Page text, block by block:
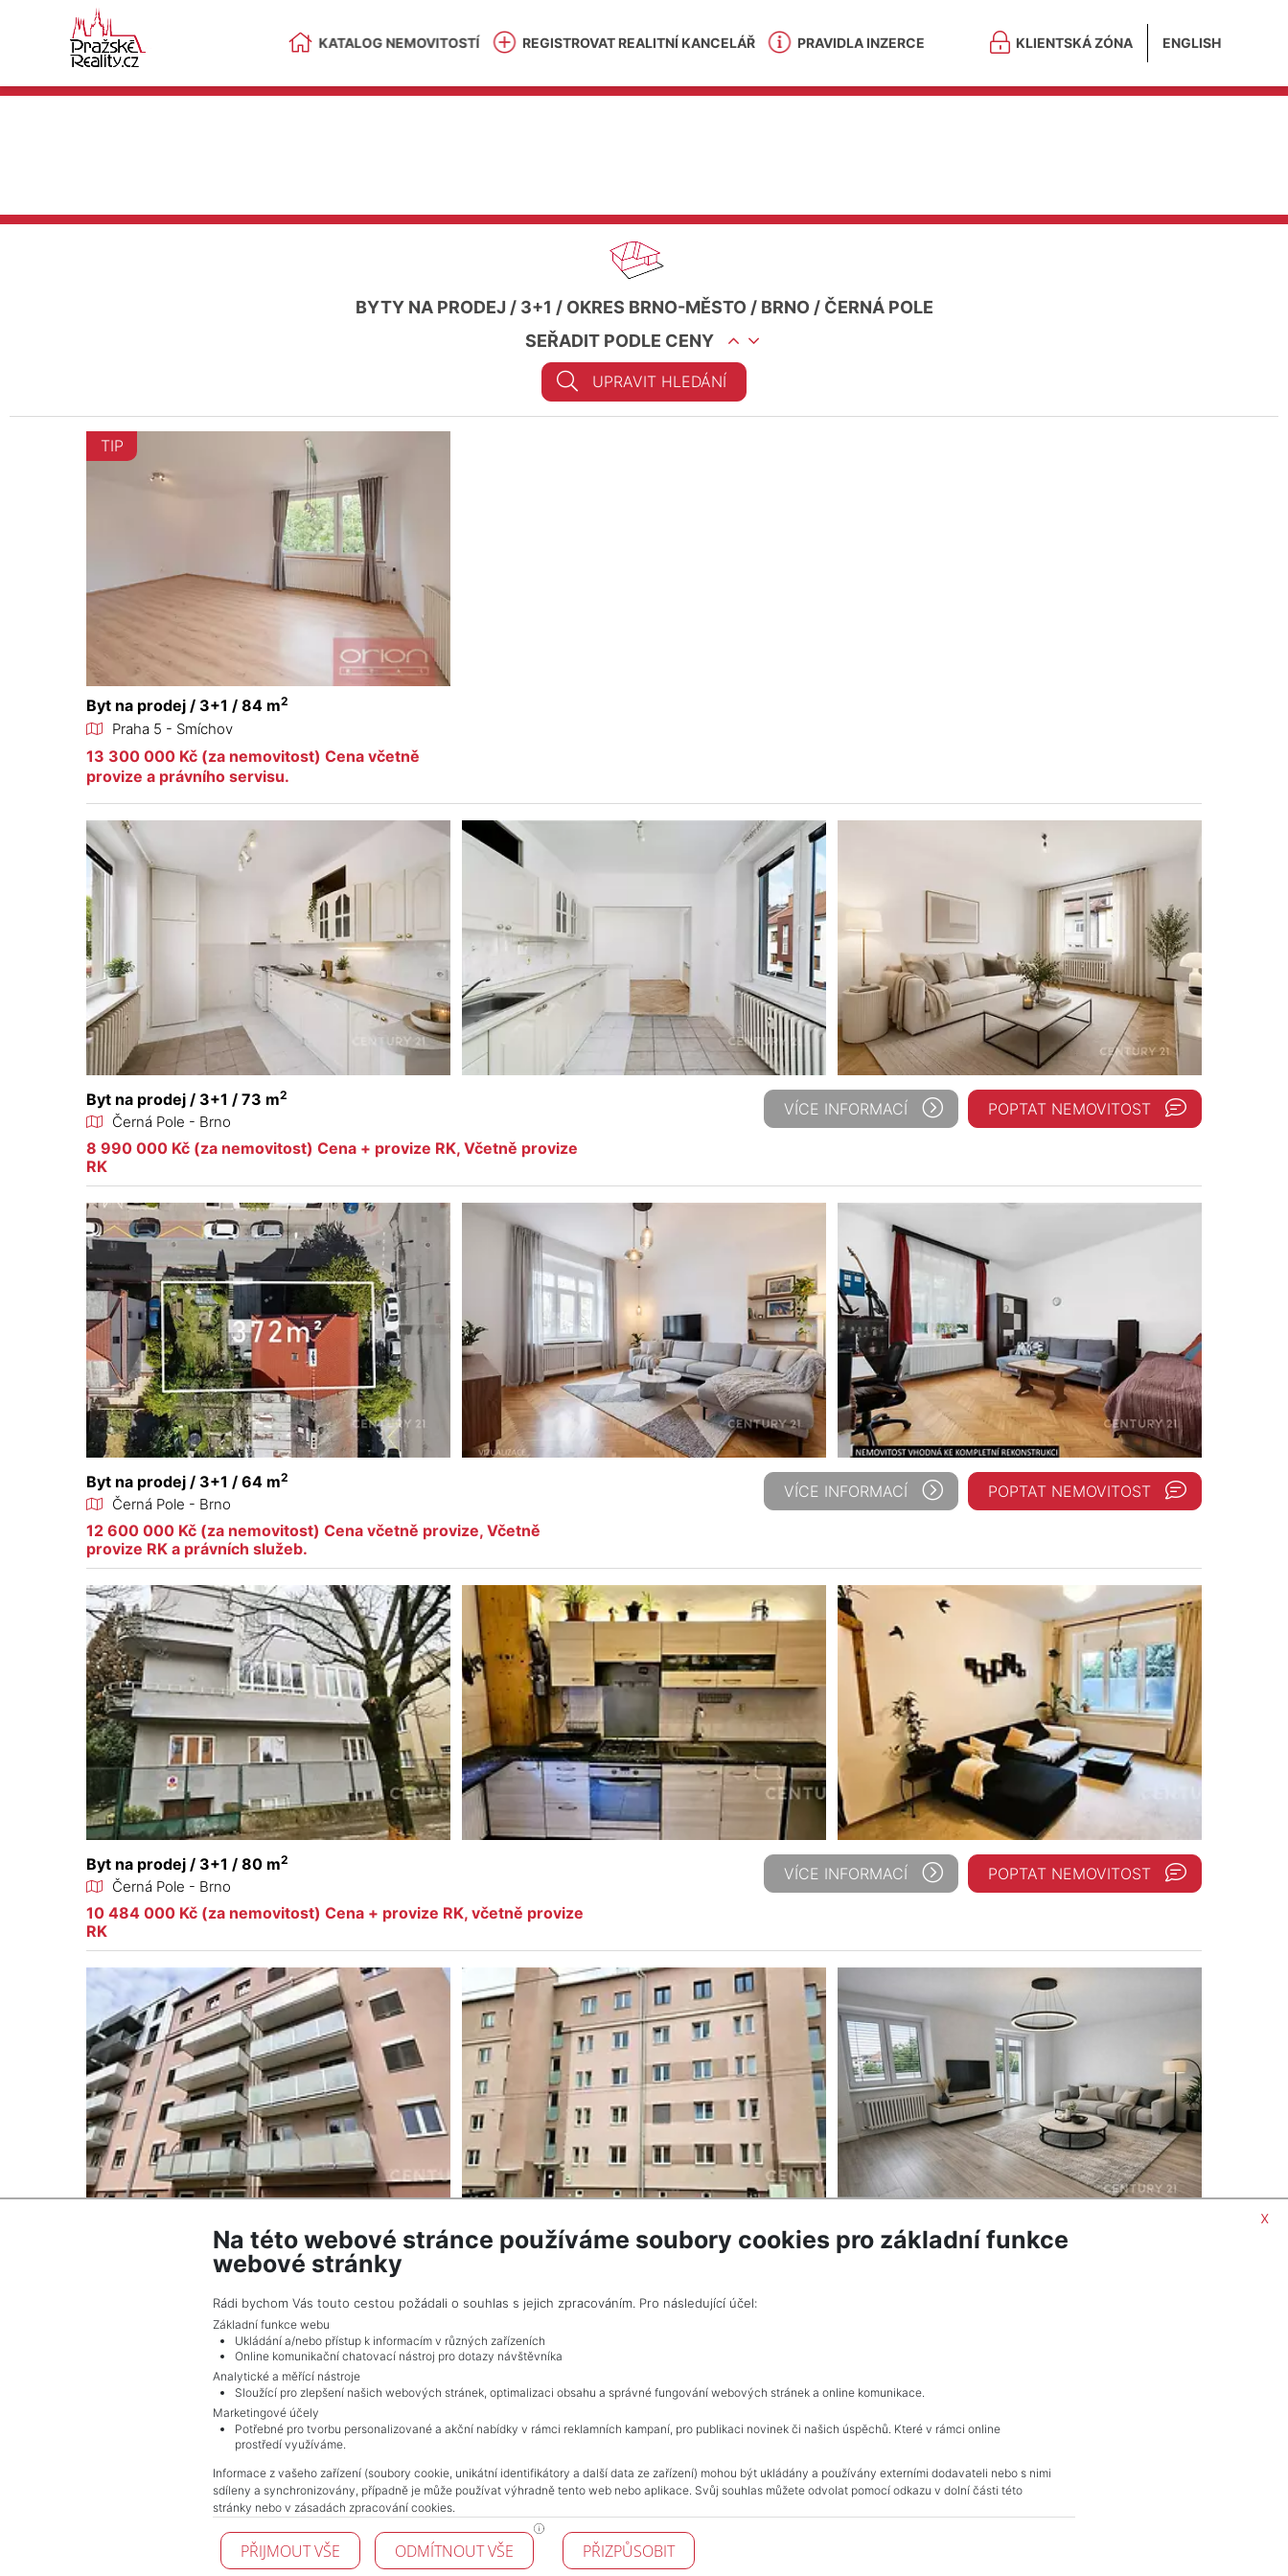
KATALOG NEMOVITOSTÍ REGISTROVAT REALITNÍ KANCELÁŘ PRAVIDLA INZERCE KLIENTSKÁ ZÓNA ENGLISH
BYTY NA PRODEJ / 3+1 / OKRES BRNO-MĚSTO / BRNO / ČERNÁ POLE
SEŘADIT PODLE CENY
UPRAVIT HLEDÁNÍ
TIP
Byt na prodej / 3+1 / 84 m2
Praha 5 - Smíchov
13 300 000 Kč (za nemovitost) Cena včetně
provize a právního servisu.
Byt na prodej / 3+1 / 73 m2
Černá Pole - Brno
8 990 000 Kč (za nemovitost) Cena + provize RK, Včetně provize
RK
VÍCE INFORMACÍ POPTAT NEMOVITOST
Byt na prodej / 3+1 / 64 m2
Černá Pole - Brno
12 600 000 Kč (za nemovitost) Cena včetně provize, Včetně
provize RK a právních služeb.
VÍCE INFORMACÍ POPTAT NEMOVITOST
Byt na prodej / 3+1 / 80 m2
Černá Pole - Brno
10 484 000 Kč (za nemovitost) Cena + provize RK, včetně provize
RK
VÍCE INFORMACÍ POPTAT NEMOVITOST
Byt na prodej / 3+1 / 79 m2
Husovice - Brno
7 800 000 Kč (za nemovitost) Cena + provize RK, včetně provize
VÍCE INFORMACÍ POPTAT NEMOVITOST
NAVIGACE
Obchodní podmínky
Ochrana osobních údajů
Realitní kanceláře
Kontakt
KONTAKT
Pražské reality
Budějovická 778/3
x
Na této webové stránce používáme soubory cookies pro základní funkce
webové stránky
Rádi bychom Vás touto cestou požádali o souhlas s jejich zpracováním. Pro následující účel:
Základní funkce webu
Ukládání a/nebo přístup k informacím v různých zařízeních
Online komunikační chatovací nástroj pro dotazy návštěvníka
Analytické a měřící nástroje
Sloužící pro zlepšení našich webových stránek, optimalizaci obsahu a správné fungování webových stránek a online komunikace.
Marketingové účely
Potřebné pro tvorbu personalizované a akční nabídky v rámci reklamních kampaní, pro publikaci novinek či našich úspěchů. Které v rámci online
prostředí využíváme.
Informace z vašeho zařízení (soubory cookie, unikátní identifikátory a další data ze zařízení) mohou být ukládány a používány externími dodavateli nebo s nimi
sdíleny a synchronizovány, případně je může používat výhradně tento web nebo aplikace. Svůj souhlas můžete odvolat pomocí odkazu v dolní části této
stránky nebo v zásadách zpracování cookies.
PŘIJMOUT VŠE ODMÍTNOUT VŠE PŘIZPŮSOBIT